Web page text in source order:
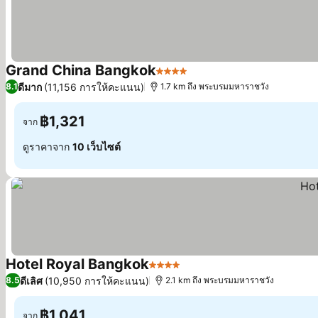
Grand China Bangkok4 ดาว
8.1ดีมาก (11,156 การให้คะแนน) 1.7 km ถึง พระบรมมหาราชวัง
จาก ฿1,321
ดูราคาจาก 10 เว็บไซต์
Hotel Royal Bangkok4 ดาว
8.5ดีเลิศ (10,950 การให้คะแนน) 2.1 km ถึง พระบรมมหาราชวัง
จาก